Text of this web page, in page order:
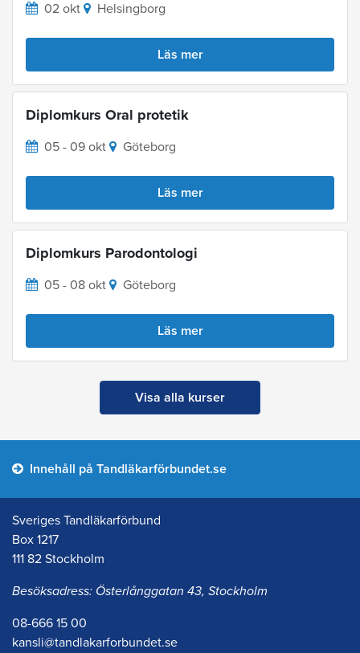
02 okt Helsingborg
Läs mer
Diplomkurs Oral protetik
05 - 09 okt Göteborg
Läs mer
Diplomkurs Parodontologi
05 - 08 okt Göteborg
Läs mer
Visa alla kurser
Innehåll på Tandläkarförbundet.se
Sveriges Tandläkarförbund
Box 1217
111 82 Stockholm
Besöksadress: Österlånggatan 43, Stockholm
08-666 15 00
kansli@tandlakarforbundet.se